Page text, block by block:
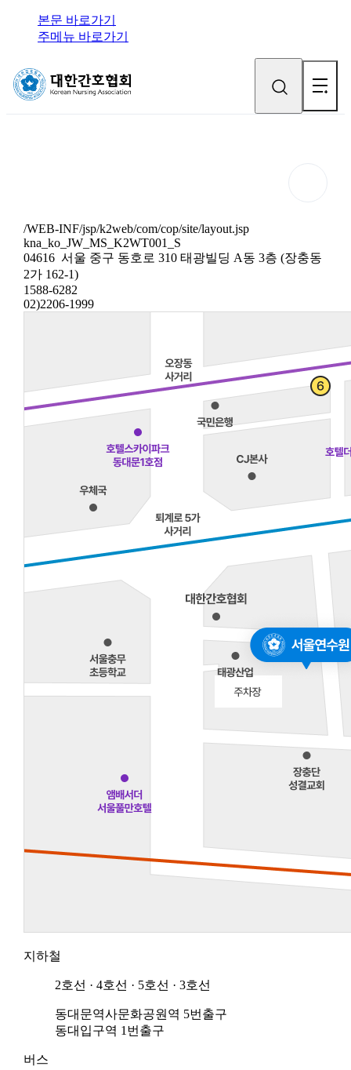
본문 바로가기
주메뉴 바로가기
/WEB-INF/jsp/k2web/com/cop/site/layout.jsp
kna_ko_JW_MS_K2WT001_S
04616 서울 중구 동호로 310 태광빌딩 A동 3층 (장충동
2가 162-1)
1588-6282
02)2206-1999
지하철
2호선 · 4호선 · 5호선 · 3호선
동대문역사문화공원역 5번출구
동대입구역 1번출구
버스